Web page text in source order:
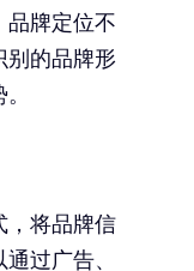
品牌定位不
别的品牌形
，将品牌信
过广告、